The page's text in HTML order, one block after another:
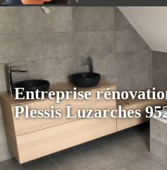
Entreprise
Plessis Luzarches